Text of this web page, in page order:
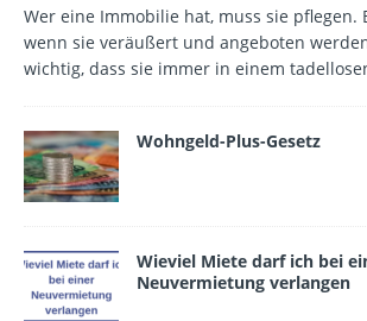
Wer eine Immobilie hat, muss sie pflegen.
wenn sie veräußert und angeboten
wichtig, dass sie immer in einem
Wohngeld-Plus-Gesetz
Wieviel Miete darf ich bei
Neuvermietung verlangen